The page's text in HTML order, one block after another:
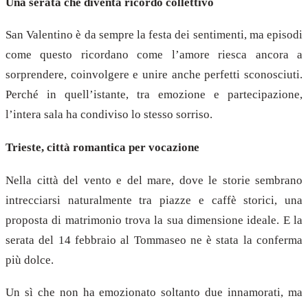
San Valentino è da sempre la festa dei sentimenti, ma episodi
come questo ricordano come l’amore riesca ancora a
sorprendere, coinvolgere e unire anche perfetti sconosciuti.
Perché in quell’istante, tra emozione e partecipazione,
l’intera sala ha condiviso lo stesso sorriso.
Trieste, città romantica per vocazione
Nella città del vento e del mare, dove le storie sembrano
intrecciarsi naturalmente tra piazze e caffè storici, una
proposta di matrimonio trova la sua dimensione ideale. E la
serata del 14 febbraio al Tommaseo ne è stata la conferma
più dolce.
Un sì che non ha emozionato soltanto due innamorati, ma